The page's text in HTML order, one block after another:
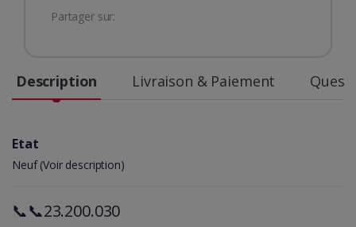
Partager sur:
Description Livraison & Paiement
Etat
Neuf (Voir description)
📞📞23.200.030